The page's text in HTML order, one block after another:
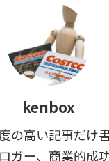
kenbox
の高い記事だけ
ガー、商業的成